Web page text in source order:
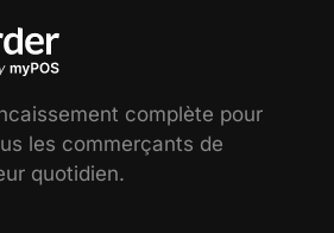
complète pour
les commerçants de
quotidien.